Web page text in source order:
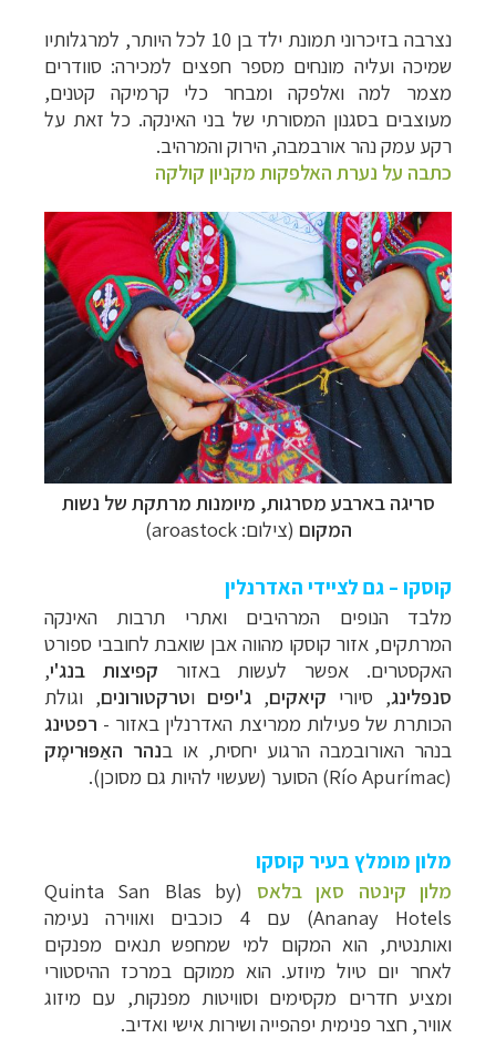
נצרבה בזיכרוני תמונת ילד בן 10 לכל היותר,
למרגלותיו
שמיכה ועליה מונחים מספר חפצים למכירה: סוודרים
מצמר למה ואלפקה ומבחר כלי קרמיקה קטנים,
מעוצבים בסגנון המסורתי של בני האינקה. כל זאת על
רקע עמק נהר אורבמבה, הירוק והמרהיב.
כתבה על נערת האלפקות מקניון קולקה
סריגה בארבע מסרגות, מיומנות מרתקת של נשות
המקום (צילום: aroastock)
קוסקו – גם לציידי האדרנלין
מלבד הנופים המרהיבים ואתרי תרבות האינקה
המרתקים, אזור קוסקו מהווה אבן שואבת לחובבי ספורט
האקסטרים. אפשר לעשות באזור קפיצות בנג'י,
סנפלינג, סיורי קיאקים, ג'יפים וטרקטורונים, וגולת
הכותרת של פעילות ממריצת האדרנלין באזור - רפטינג
בנהר האורובמבה הרגוע יחסית, או בנהר האַפּוּרימָק
(
Río Apurímac) הסוער (שעשוי להיות גם מסוכן).
מלון מומלץ בעיר קוסקו
מלון קינטה סאן בלאס
(Quinta San Blas by
Ananay Hotels) עם 4 כוכבים ואווירה נעימה
ואותנטית, הוא המקום למי שמחפש תנאים מפנקים
לאחר יום טיול מיוזע. הוא ממוקם במרכז ההיסטורי
ומציע חדרים מקסימים וסוויטות מפנקות, עם מיזוג
אוויר, חצר פנימית יפהפייה ושירות אישי ואדיב.